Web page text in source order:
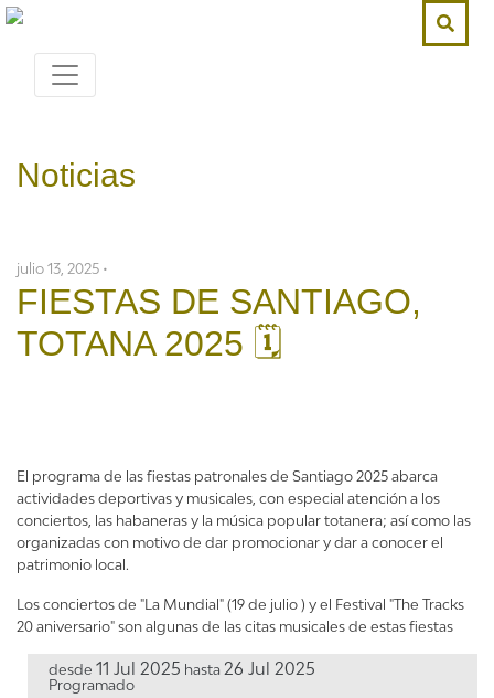
Noticias
julio 13, 2025 •
FIESTAS DE SANTIAGO,
TOTANA 2025 🗓
El programa de las fiestas patronales de Santiago 2025 abarca
actividades deportivas y musicales, con especial atención a los
conciertos, las habaneras y la música popular totanera; así como las
organizadas con motivo de dar promocionar y dar a conocer el
patrimonio local.
Los conciertos de "La Mundial" (19 de julio ) y el Festival "The Tracks
20 aniversario" son algunas de las citas musicales de estas fiestas
desde 11 Jul 2025 hasta 26 Jul 2025
Programado